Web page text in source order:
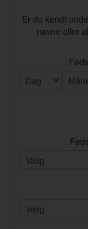
Er du kendt
navne eller